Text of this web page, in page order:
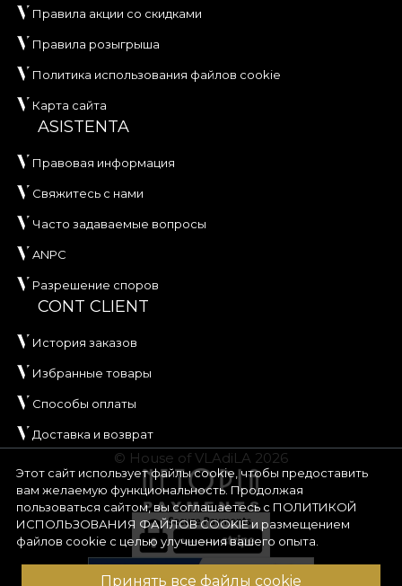
Этот сайт использует файлы cookie, чтобы предоставить
вам желаемую функциональность. Продолжая
пользоваться сайтом, вы соглашаетесь с ПОЛИТИКОЙ
ИСПОЛЬЗОВАНИЯ ФАЙЛОВ COOKIEи размещением
файлов cookie с целью улучшения вашего опыта.
Принять все файлы cookie
Правила акции со скидками
Правила розыгрыша
Политика использования файлов cookie
Карта сайта
ASISTENTA
Правовая информация
Свяжитесь с нами
Часто задаваемые вопросы
ANPC
Разрешение споров
CONT CLIENT
История заказов
Избранные товары
Способы оплаты
Доставка и возврат
© House of VLAdiLA 2026